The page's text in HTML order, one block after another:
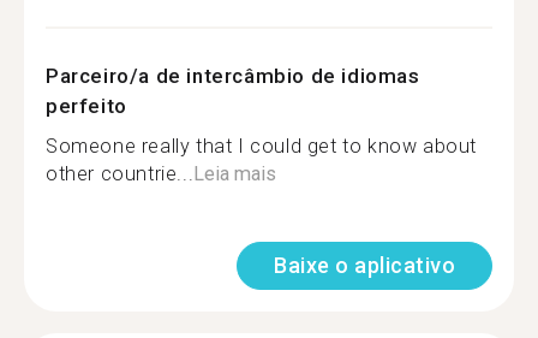
Parceiro/a de intercâmbio de idiomas
perfeito
Someone really that I could get to know about
other countrie... Leia mais
Baixe o aplicativo